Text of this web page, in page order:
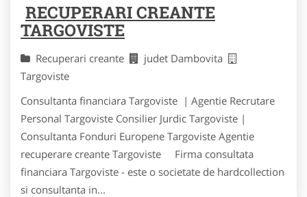
RECUPERARI CREANTE
TARGOVISTE
Recuperari creante
judet Dambovita
Targoviste
Consultanta financiara Targoviste | Agentie Recrutare
Personal Targoviste Consilier Jurdic Targoviste |
Consultanta Fonduri Europene Targoviste Agentie
recuperare creante Targoviste Firma consultata
financiara Targoviste - este o societate de hardcollection
si consultanta in...